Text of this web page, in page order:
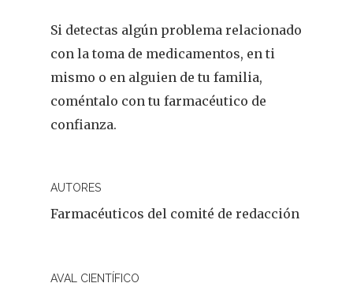
Si detectas algún problema relacionado
con la toma de medicamentos, en ti
mismo o en alguien de tu familia,
coméntalo con tu farmacéutico de
confianza.
AUTORES
Farmacéuticos del comité de redacción
AVAL CIENTÍFICO